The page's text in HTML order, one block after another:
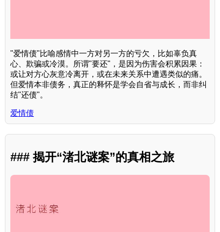
"爱情债"比喻感情中一方对另一方的亏欠，比如辜负真
心、欺骗或冷漠。所谓"要还"，是因为伤害会积累因果：
或让对方心灰意冷离开，或在未来关系中遭遇类似的痛。
但爱情本非债务，真正的释怀是学会自省与成长，而非纠
结"还债"。
爱情债
### 揭开“渚北谜案”的真相之旅